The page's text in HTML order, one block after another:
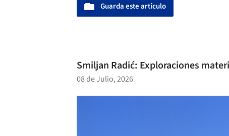
Guarda este artículo
Smiljan Radić: Exploraciones
08 de Julio, 2026